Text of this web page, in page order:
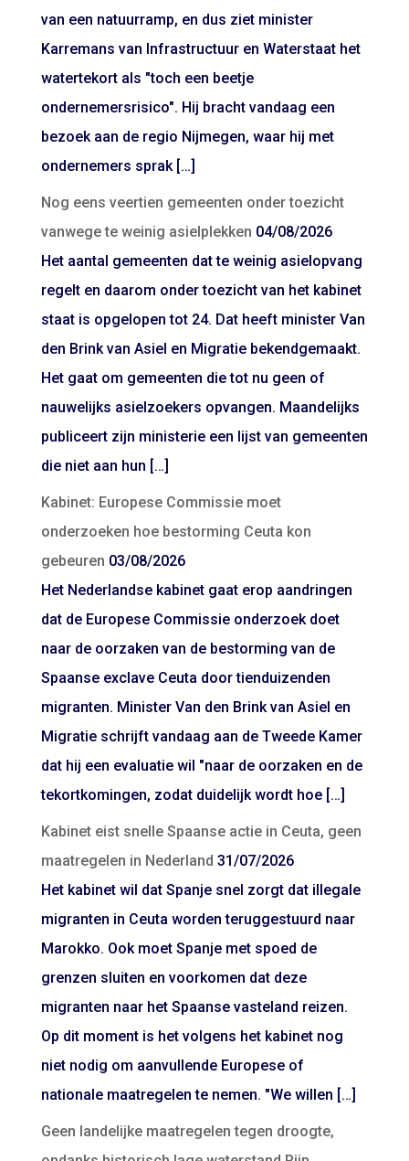
van een natuurramp, en dus ziet minister
Karremans van Infrastructuur en Waterstaat het
watertekort als "toch een beetje
ondernemersrisico". Hij bracht vandaag een
bezoek aan de regio Nijmegen, waar hij met
ondernemers sprak […]
Nog eens veertien gemeenten onder toezicht
vanwege te weinig asielplekken 04/08/2026
Het aantal gemeenten dat te weinig asielopvang
regelt en daarom onder toezicht van het kabinet
staat is opgelopen tot 24. Dat heeft minister Van
den Brink van Asiel en Migratie bekendgemaakt.
Het gaat om gemeenten die tot nu geen of
nauwelijks asielzoekers opvangen. Maandelijks
publiceert zijn ministerie een lijst van gemeenten
die niet aan hun […]
Kabinet: Europese Commissie moet
onderzoeken hoe bestorming Ceuta kon
gebeuren 03/08/2026
Het Nederlandse kabinet gaat erop aandringen
dat de Europese Commissie onderzoek doet
naar de oorzaken van de bestorming van de
Spaanse exclave Ceuta door tienduizenden
migranten. Minister Van den Brink van Asiel en
Migratie schrijft vandaag aan de Tweede Kamer
dat hij een evaluatie wil "naar de oorzaken en de
tekortkomingen, zodat duidelijk wordt hoe […]
Kabinet eist snelle Spaanse actie in Ceuta, geen
maatregelen in Nederland 31/07/2026
Het kabinet wil dat Spanje snel zorgt dat illegale
migranten in Ceuta worden teruggestuurd naar
Marokko. Ook moet Spanje met spoed de
grenzen sluiten en voorkomen dat deze
migranten naar het Spaanse vasteland reizen.
Op dit moment is het volgens het kabinet nog
niet nodig om aanvullende Europese of
nationale maatregelen te nemen. "We willen […]
Geen landelijke maatregelen tegen droogte,